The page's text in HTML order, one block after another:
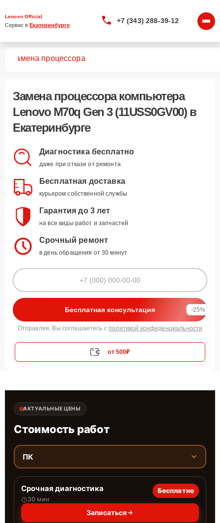
Lenovo Official
Сервис в Екатеринбурге
+7 (343) 288-39-12
Замена процессора
Замена процессора компьютера
Lenovo M70q Gen 3 (11USS0GV00) в
Екатеринбурге
Диагностика бесплатно
даже при отказе от ремонта
Бесплатная доставка
курьером собственной службы
Гарантия до 3 лет
на все виды работ и запчастей
Срочный ремонт
в день обращения от 30 минут
Бесплатная консультация -25%
Отправляя, Вы соглашаетесь с политикой конфиденциальности
от 500₽
АКТУАЛЬНЫЕ ЦЕНЫ
Стоимость работ
ПК
Срочная диагностика
30 мин
Бесплатно
Записаться